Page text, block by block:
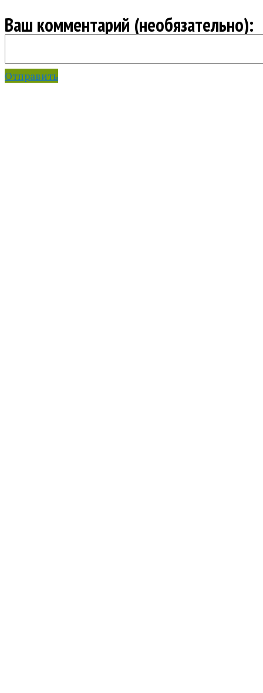
Ваш комментарий (необязательно):
Отправить